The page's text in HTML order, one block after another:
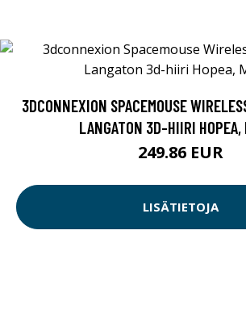
3DCONNEXION SPACEMOUSE
LANGATON 3D-HIIRI HOPEA,
249.86 EUR
LISÄTIETOJA